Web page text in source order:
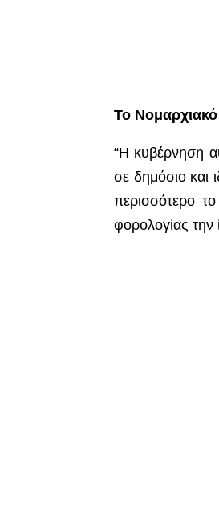
Το
“Η κυβέρνηση
σε δημόσιο και
περισσότερο
φορολογίας την